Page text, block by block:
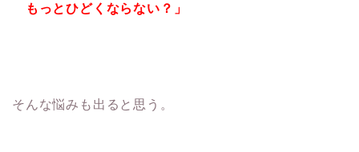
もっとひどくならない？」
そんな悩みも出ると思う。